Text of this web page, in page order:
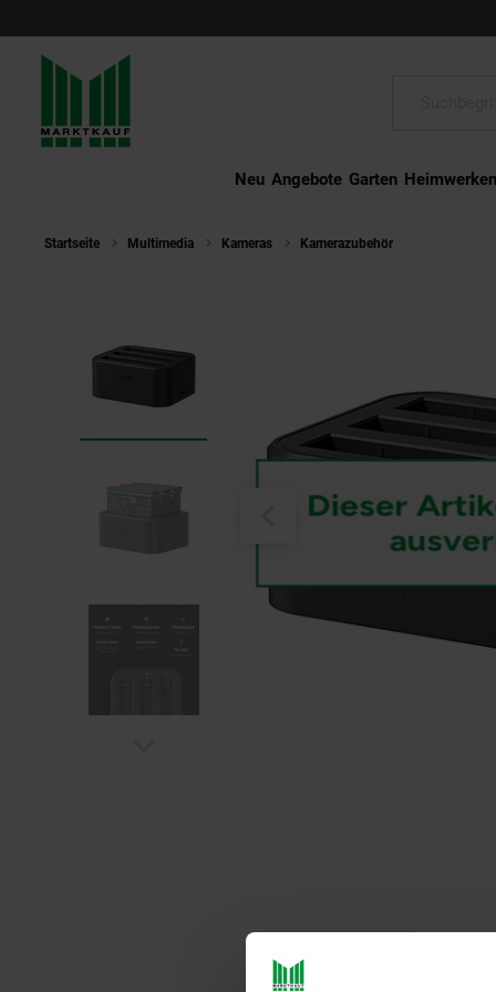
Neu Angebote Garten Heimwerken
Startseite Multimedia Kameras Kamerazubehör